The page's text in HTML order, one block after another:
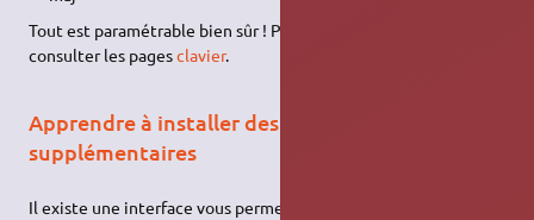
Tout est paramétrable bien sûr ! Pour plus d'informations,
consulter les pagesclavier.
Apprendre à installer des logiciels
supplémentaires
Il existe une interface vous permettant de trouver et d'installer